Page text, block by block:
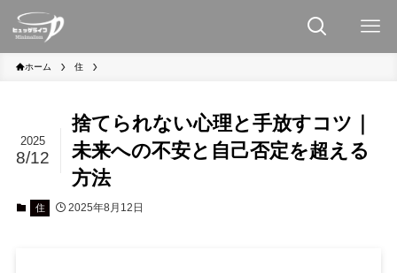
ホーム 住
捨てられない心理と手放すコツ｜
未来への不安と自己否定を超える
方法
2025
8/12
住 2025年8月12日